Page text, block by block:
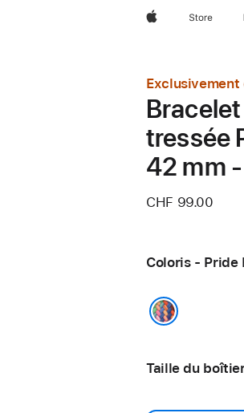
AppleStore
Exclusivement
tressée
42 mm
CHF 99.00
Coloris - Pride
Taille du